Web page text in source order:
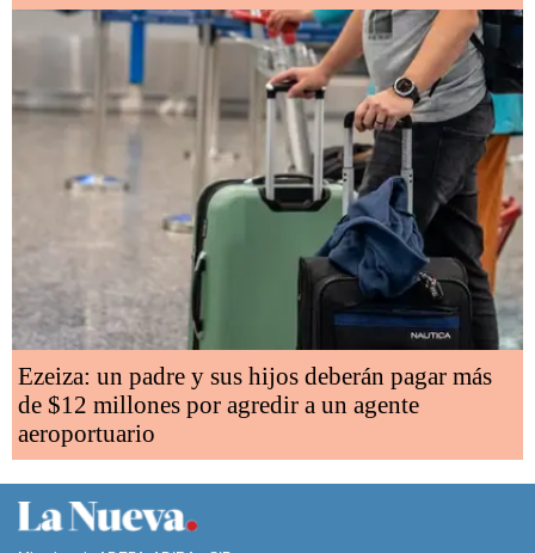
Ezeiza: un padre y sus hijos deberán pagar más
de $12 millones por agredir a un agente
aeroportuario